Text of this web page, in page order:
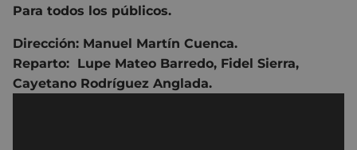
Para todos los públicos.
Dirección: Manuel Martín Cuenca.
Reparto: Lupe Mateo Barredo, Fidel Sierra,
Cayetano Rodríguez Anglada.